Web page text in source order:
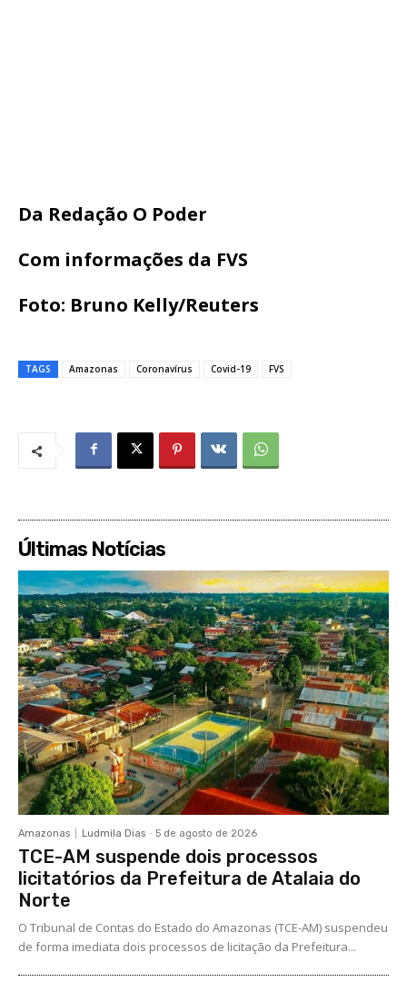
Da Redação O Poder
Com informações da FVS
Foto: Bruno Kelly/Reuters
TAGS Amazonas Coronavírus Covid-19 FVS
Últimas Notícias
Amazonas Ludmila Dias - 5 de agosto de 2026
TCE-AM suspende dois processos
licitatórios da Prefeitura de Atalaia do
Norte
O Tribunal de Contas do Estado do Amazonas (TCE-AM) suspendeu
de forma imediata dois processos de licitação da Prefeitura...